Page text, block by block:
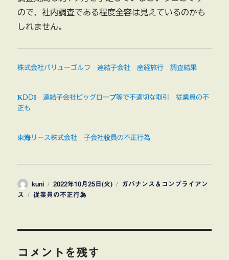
ので、社内調査である程度全容は見えているのかも
しれません。
株式会社バリューゴルフ 連結子会社 産経旅行 調査結果
KDDI 連結子会社ビッグローブ等で不適切な取引 従業員の不
正も
東海リース株式会社 子会社役員の不正行為
投
稿
kuni
投
稿
2022年10月25日(火)
カ
ガバナンス＆コンプライアン
ス
タ
従業員の不正行為
コメントを残す